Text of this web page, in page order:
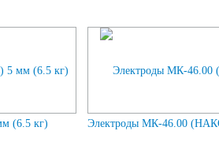
(6.5 кг) Электроды МК-46.00